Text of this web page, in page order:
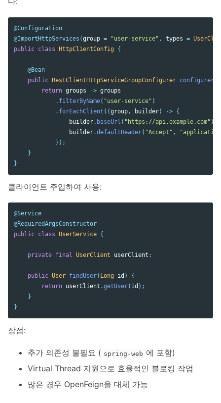
@Configuration
@ImportHttpServices (group = "user-service" , types =
public class HttpClientConfig {
@Bean
public RestClientHttpServiceGroupConfigurer configurer
return groups -> groups
. filterByName( "user-service" )
. forEachClient ((group , builder) -> {
builder. baseUrl ( "https://api.example.com" );
builder.defaultHeader( "Accept" ,
});
}
}
클라이언트 주입하여 사용:
@Service
@RequiredArgsConstructor
public class UserService {
private final UserClient userClient ;
public User findUser( Long id )
{
return userClient .getUser( id );
}
}
장점:
추가 의존성 불필요 ( spring-web 에 포함)
Virtual Thread 지원으로 효율적인 블로킹 작업
많은 경우 OpenFeign을 대체 가능